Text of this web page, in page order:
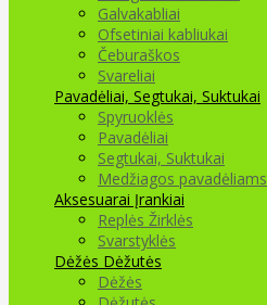
Galvakabliai
Ofsetiniai kabliukai
Čeburaškos
Svareliai
Pavadėliai, Segtukai, Suktukai
Spyruoklės
Pavadėliai
Segtukai, Suktukai
Medžiagos pavadėliams
Aksesuarai Įrankiai
Replės Žirklės
Svarstyklės
Dėžės Dėžutės
Dėžės